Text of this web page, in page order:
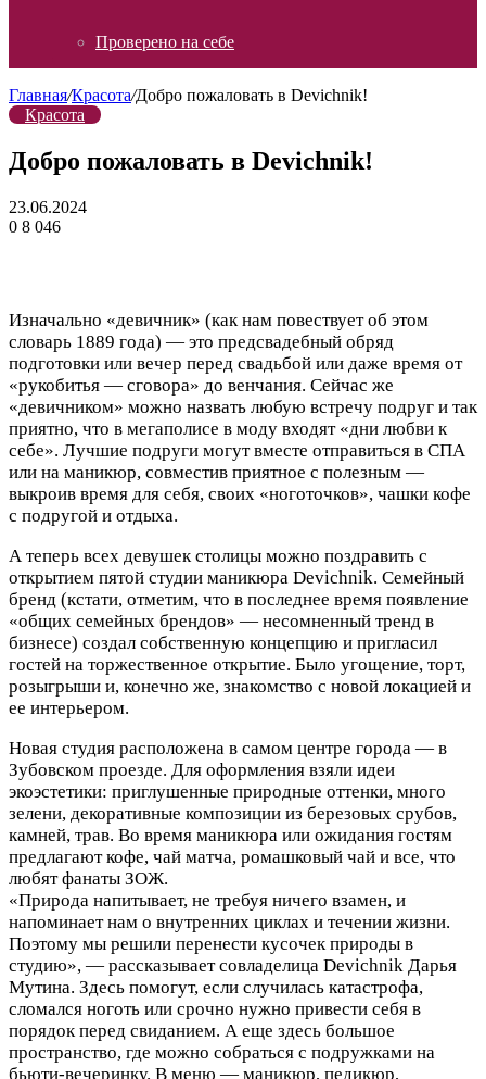
Проверено на себе
Главная/Красота/Добро пожаловать в Devichnik!
Красота
Добро пожаловать в Devichnik!
23.06.2024
0 8 046
Изначально «девичник» (как нам повествует об этом
словарь 1889 года) — это предсвадебный обряд
подготовки или вечер перед свадьбой или даже время от
«рукобитья — сговора» до венчания. Сейчас же
«девичником» можно назвать любую встречу подруг и так
приятно, что в мегаполисе в моду входят «дни любви к
себе». Лучшие подруги могут вместе отправиться в СПА
или на маникюр, совместив приятное с полезным —
выкроив время для себя, своих «ноготочков», чашки кофе
с подругой и отдыха.
А теперь всех девушек столицы можно поздравить с
открытием пятой студии маникюра Devichnik. Семейный
бренд (кстати, отметим, что в последнее время появление
«общих семейных брендов» — несомненный тренд в
бизнесе) создал собственную концепцию и пригласил
гостей на торжественное открытие. Было угощение, торт,
розыгрыши и, конечно же, знакомство с новой локацией и
ее интерьером.
Новая студия расположена в самом центре города — в
Зубовском проезде. Для оформления взяли идеи
экоэстетики: приглушенные природные оттенки, много
зелени, декоративные композиции из березовых срубов,
камней, трав. Во время маникюра или ожидания гостям
предлагают кофе, чай матча, ромашковый чай и все, что
любят фанаты ЗОЖ.
«Природа напитывает, не требуя ничего взамен, и
напоминает нам о внутренних циклах и течении жизни.
Поэтому мы решили перенести кусочек природы в
студию», — рассказывает совладелица Devichnik Дарья
Мутина. Здесь помогут, если случилась катастрофа,
сломался ноготь или срочно нужно привести себя в
порядок перед свиданием. А еще здесь большое
пространство, где можно собраться с подружками на
бьюти-вечеринку. В меню — маникюр, педикюр,